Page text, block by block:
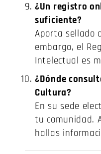
¿Un registro
suficiente?
Aporta sellado
embargo, el
Intelectual es
¿Dónde
Cultura?
En su sede
tu comunidad.
hallas